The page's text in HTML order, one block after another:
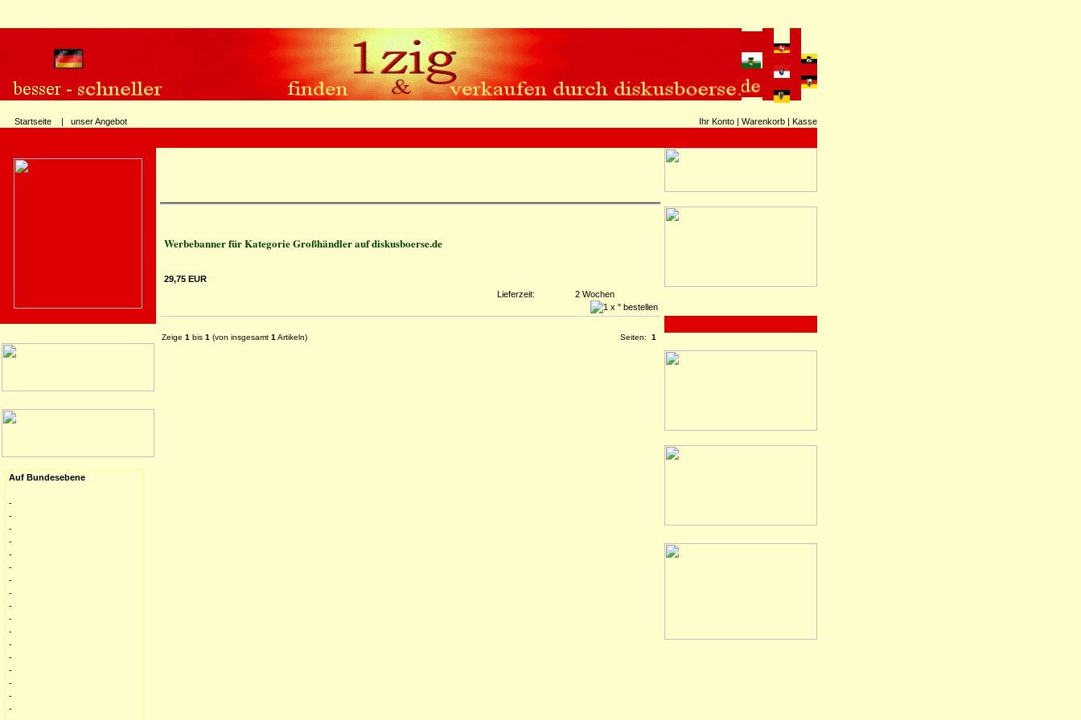
Startseite | unser Angebot Ihr Konto | Warenkorb | Kasse
Auf Bundesebene
-
-
-
-
-
-
-
-
-
-
-
-
-
-
-
-
-
Werbebanner für Kategorie Großhändler auf diskusboerse.de
29,75 EUR
Lieferzeit:
2 Wochen
Zeige 1 bis 1 (von insgesamt 1 Artikeln) Seiten: 1